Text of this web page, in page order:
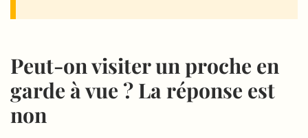
Peut-on visiter un proche en
garde à vue ? La réponse est
non